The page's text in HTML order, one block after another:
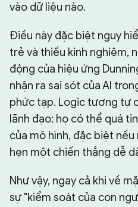
vào dữ liệu nào.
Điều này đặc biệt nguy
trẻ và thiếu kinh nghiệm,
động của hiệu ứng
nhận ra sai sót của AI
phức tạp. Logic tương tự
lãnh đạo: họ có thể quá
của mô hình, đặc biệt
hẹn một chiến thắng dễ
Như vậy, ngay cả khi về
sự "kiểm soát của con